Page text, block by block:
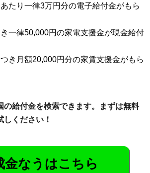
あたり一律3万円分の電子給付金がもら
き一律50,000円の家電支援金が現金給付
つき月額20,000円分の家賃支援金がもら
の給付金を検索できます。まずは無料
ください！
金なうはこちら